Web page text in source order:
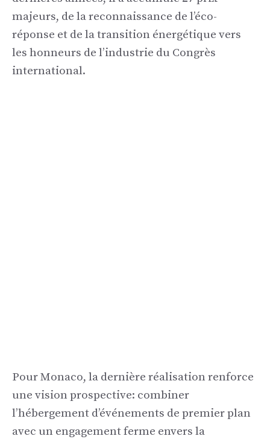
majeurs, de la reconnaissance de l’éco-
réponse et de la transition énergétique vers
les honneurs de l’industrie du Congrès
international.
Pour Monaco, la dernière réalisation renforce
une vision prospective: combiner
l’hébergement d’événements de premier plan
avec un engagement ferme envers la